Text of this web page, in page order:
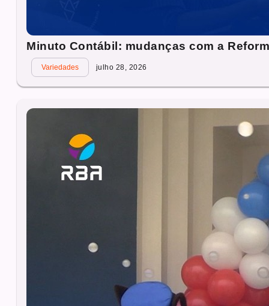
Minuto Contábil: mudanças com a
Variedades julho 28, 2026